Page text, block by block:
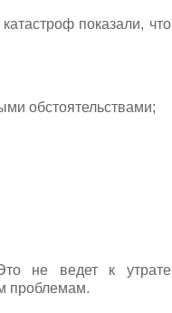
показали, что
обстоятельствами;
не ведет к утрате
проблемам.